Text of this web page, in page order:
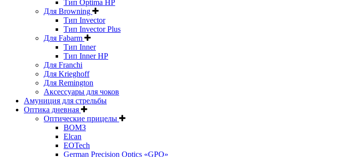
Тип Optima HP
Для Browning
Тип Invector
Тип Invector Plus
Для Fabarm
Тип Inner
Тип Inner HP
Для Franchi
Для Krieghoff
Для Remington
Аксессуары для чоков
Амуниция для стрельбы
Оптика дневная
Оптические прицелы
ВОМЗ
Elcan
EOTech
German Precision Optics «GPO»